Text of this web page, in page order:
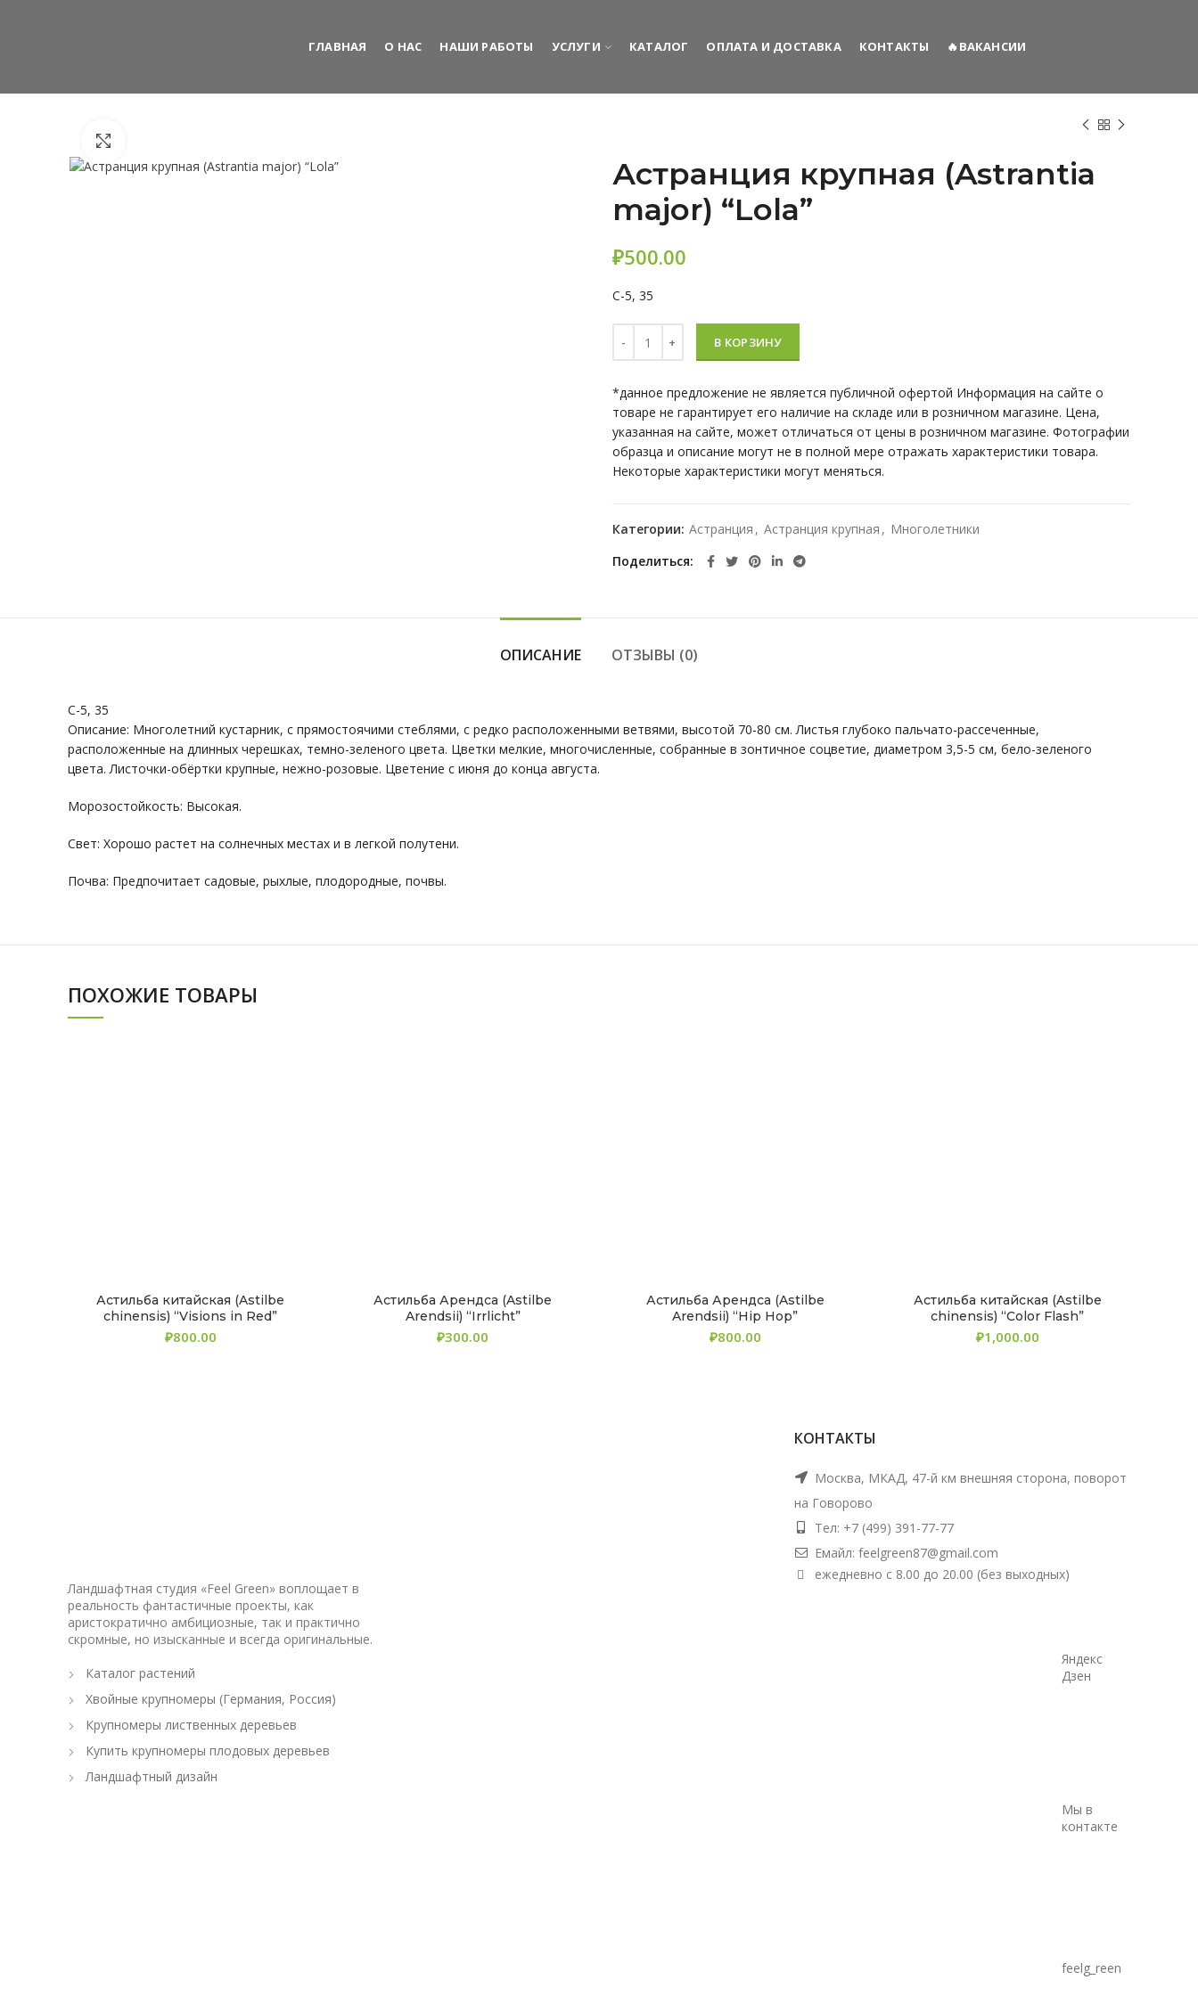
ГЛАВНАЯ О НАС НАШИ РАБОТЫ УСЛУГИ КАТАЛОГ ОПЛАТА И ДОСТАВКА КОНТАКТЫ 🔥ВАКАНСИИ
Астранция крупная (Astrantia
major) “Lola”
₽
C-5, 35
В КОРЗИНУ
*данное предложение не является публичной офертой Информация на сайте о
товаре не гарантирует его наличие на складе или в розничном магазине. Цена,
указанная на сайте, может отличаться от цены в розничном магазине. Фотографии
образца и описание могут не в полной мере отражать характеристики товара.
Некоторые характеристики могут меняться.
Категории: Астранция , Астранция крупная , Многолетники
Поделиться
ОПИСАНИЕ ОТЗЫВЫ (0)
C-5, 35
Описание: Многолетний кустарник, с прямостоячими стеблями, с редко расположенными ветвями, высотой 70-80 см. Листья глубоко пальчато-рассеченные,
расположенные на длинных черешках, темно-зеленого цвета. Цветки мелкие, многочисленные, собранные в зонтичное соцветие, диаметром 3,5-5 см, бело-зеленого
цвета. Листочки-обёртки крупные, нежно-розовые. Цветение с июня до конца августа.
Морозостойкость: Высокая.
Свет: Хорошо растет на солнечных местах и в легкой полутени.
Почва: Предпочитает садовые, рыхлые, плодородные, почвы.
ПОХОЖИЕ ТОВАРЫ
Астильба китайская (Astilbe
chinensis) “Visions in Red”
₽
Астильба Арендса (Astilbe
Arendsii) “Irrlicht”
₽
Астильба Арендса (Astilbe
Arendsii) “Hip Hop”
₽
Астильба китайская (Astilbe
chinensis) “Color Flash”
₽
Ландшафтная студия «Feel Green» воплощает в
реальность фантастичные проекты, как
аристократично амбициозные, так и практично
скромные, но изысканные и всегда оригинальные.
Каталог растений
Хвойные крупномеры (Германия, Россия)
Крупномеры лиственных деревьев
Купить крупномеры плодовых деревьев
Ландшафтный дизайн
КОНТАКТЫ
Москва, МКАД, 47-й км внешняя сторона, поворот
на Говорово
Тел: +7 (499) 391-77-77
Емайл: feelgreen87@gmail.com
ежедневно с 8.00 до 20.00 (без выходных)
Яндекс
Дзен
Мы в
контакте
feelg_reen